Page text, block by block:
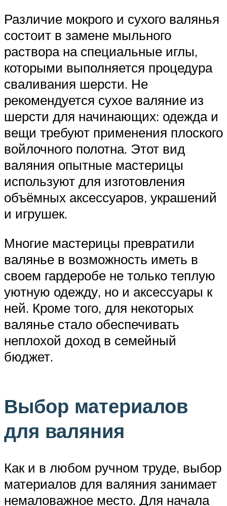
Различие мокрого и сухого валянья
состоит в замене мыльного
раствора на специальные иглы,
которыми выполняется процедура
сваливания шерсти. Не
рекомендуется сухое валяние из
шерсти для начинающих: одежда и
вещи требуют применения плоского
войлочного полотна. Этот вид
валяния опытные мастерицы
используют для изготовления
объёмных аксессуаров, украшений
и игрушек.
Многие мастерицы превратили
валянье в возможность иметь в
своем гардеробе не только теплую
уютную одежду, но и аксессуары к
ней. Кроме того, для некоторых
валянье стало обеспечивать
неплохой доход в семейный
бюджет.
Выбор материалов
для валяния
Как и в любом ручном труде, выбор
материалов для валяния занимает
немаловажное место. Для начала